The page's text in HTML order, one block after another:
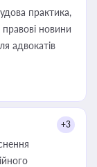
практика,
новини
адвокатів
+3